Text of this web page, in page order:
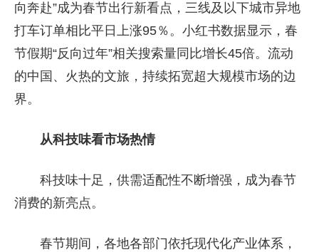
向奔赴”成为春节出行新看点，三线及以下城市异地
打车订单相比平日上涨95％。小红书数据显示，春
节假期“反向过年”相关搜索量同比增长45倍。流动
的中国、火热的文旅，持续拓宽超大规模市场的边
界。
从科技味看市场热情
科技味十足，供需适配性不断增强，成为春节
消费的新亮点。
春节期间，各地各部门依托现代化产业体系，